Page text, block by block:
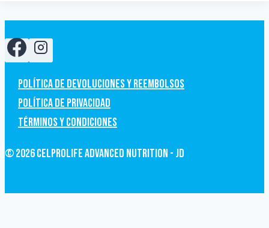
Política de devoluciones y Reembolsos
Política de privacidad
Términos y condiciones
© 2026 CelProLife Advanced Nutrition - JD